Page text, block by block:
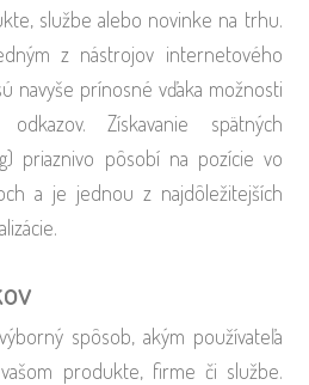
službe alebo novinke na trhu.
z nástrojov internetového
navyše prínosné vďaka možnosti
Získavanie spätných
priaznivo pôsobí na pozície vo
a je jednou z najdôležitejších
spôsob, akým používateľa
produkte, firme či službe.